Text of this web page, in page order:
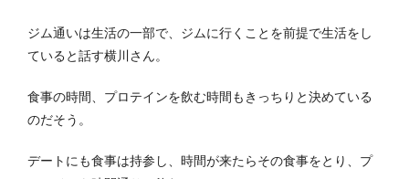
ジム通いは生活の一部で、ジムに行くことを前提で生活をし
ていると話す横川さん。
食事の時間、プロテインを飲む時間もきっちりと決めている
のだそう。
デートにも食事は持参し、時間が来たらその食事をとり、プ